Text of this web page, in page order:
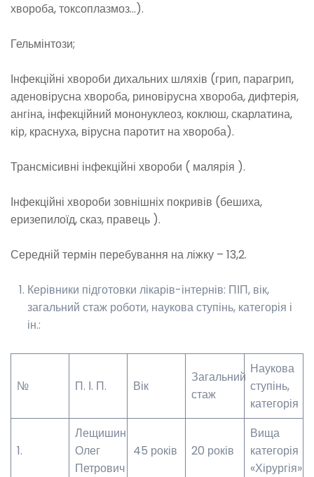
хвороба, токсоплазмоз…).
Гельмінтози;
Інфекційні хвороби дихальних шляхів (грип, парагрип,
аденовірусна хвороба, риновірусна хвороба, дифтерія,
ангіна, інфекційний мононуклеоз, коклюш, скарлатина,
кір, краснуха, вірусна паротит на хвороба).
Трансмісивні інфекційні хвороби ( малярія ).
Інфекційні хвороби зовнішніх покривів (бешиха,
еризепилоїд, сказ, правець ).
Середній термін перебування на ліжку – 13,2.
Керівники підготовки лікарів-інтернів: ПІП, вік,
загальний стаж роботи, наукова ступінь, категорія і
ін.:
№ П. І. П. Вік
Загальний
стаж
Наукова
ступінь,
категорія
1.
Лещишин
Олег
Петрович
45 років 20 років
Вища
категорія
«Хірургія»